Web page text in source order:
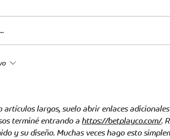
artículos largos, suelo abrir enlaces
terminé entrando a https://betplayco.com/.
y su diseño. Muchas veces hago esto